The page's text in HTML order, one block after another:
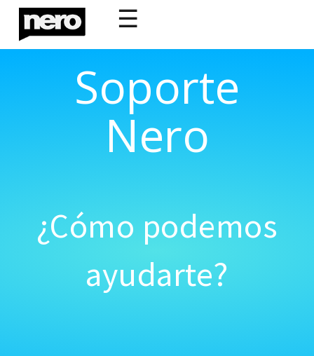
☰
Soporte
Nero
¿Cómo podemos
ayudarte?